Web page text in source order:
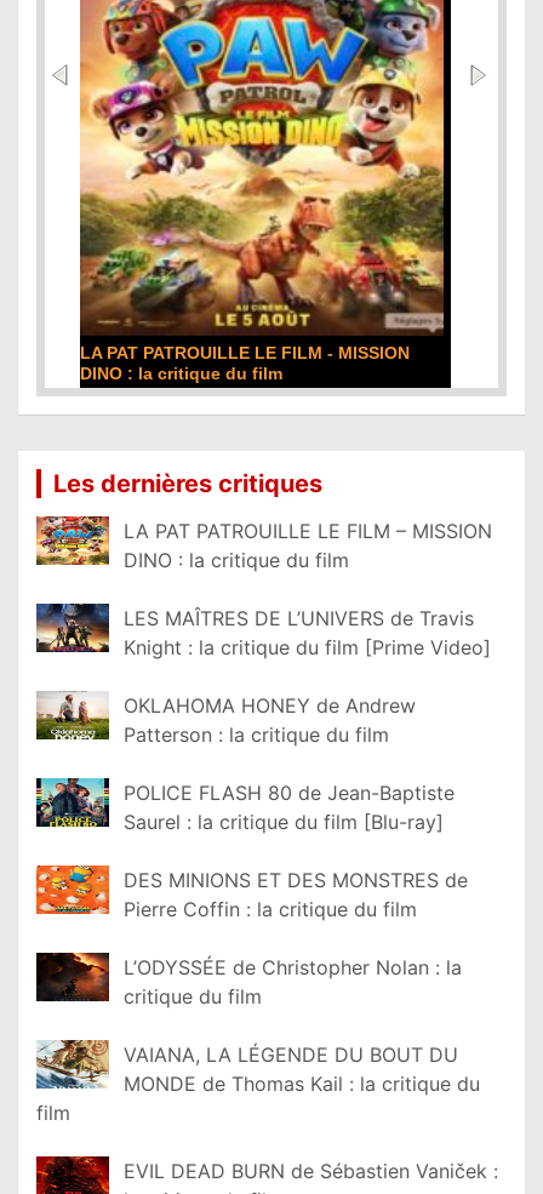
LA PAT PATROUILLE LE FILM - MISSION
DINO : la critique du film
Les dernières critiques
LA PAT PATROUILLE LE FILM – MISSION
DINO : la critique du film
LES MAÎTRES DE L’UNIVERS de Travis
Knight : la critique du film [Prime Video]
OKLAHOMA HONEY de Andrew
Patterson : la critique du film
POLICE FLASH 80 de Jean-Baptiste
Saurel : la critique du film [Blu-ray]
DES MINIONS ET DES MONSTRES de
Pierre Coffin : la critique du film
L’ODYSSÉE de Christopher Nolan : la
critique du film
VAIANA, LA LÉGENDE DU BOUT DU
MONDE de Thomas Kail : la critique du
film
EVIL DEAD BURN de Sébastien Vaniček :